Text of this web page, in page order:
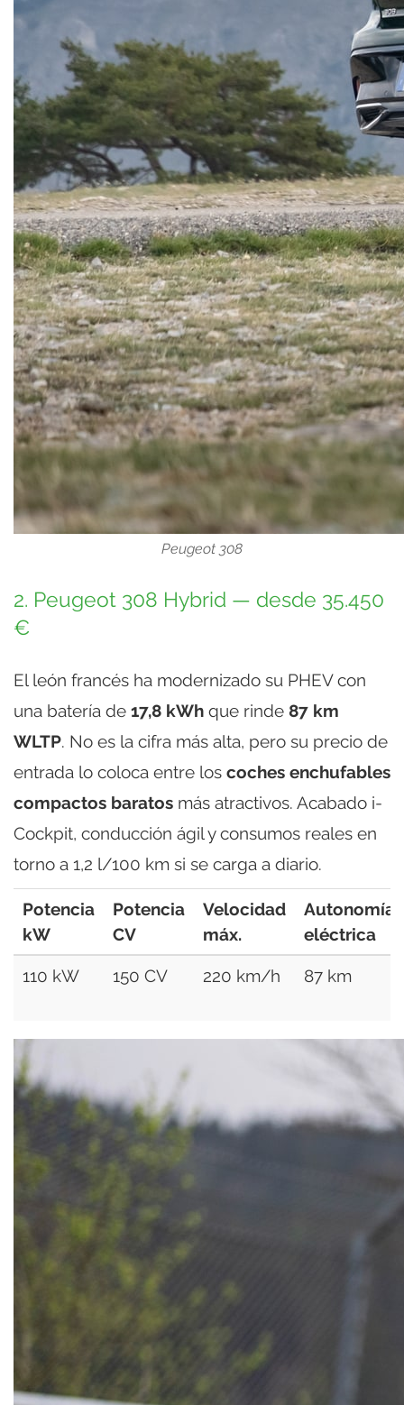
Peugeot 308
2. Peugeot 308 Hybrid — desde 35.450
€
El león francés ha modernizado su PHEV con
una batería de 17,8 kWh que rinde 87 km
WLTP. No es la cifra más alta, pero su precio de
entrada lo coloca entre los coches enchufables
compactos baratos más atractivos. Acabado i-
Cockpit, conducción ágil y consumos reales en
torno a 1,2 l/100 km si se carga a diario.
Potencia
kW
Potencia
CV
Velocidad
máx.
Autonomía
eléctrica
110 kW 150 CV 220 km/h 87 km